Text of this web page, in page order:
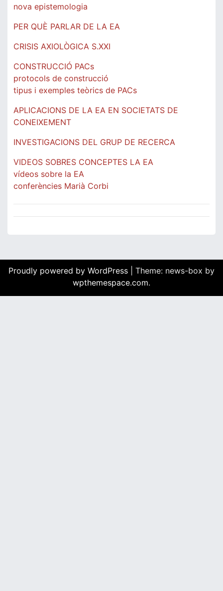
nova epistemologia
PER QUÈ PARLAR DE LA EA
CRISIS AXIOLÒGICA S.XXI
CONSTRUCCIÓ PACs
protocols de construcció
tipus i exemples teòrics de PACs
APLICACIONS DE LA EA EN SOCIETATS DE
CONEIXEMENT
INVESTIGACIONS DEL GRUP DE RECERCA
VIDEOS SOBRES CONCEPTES LA EA
vídeos sobre la EA
conferències Marià Corbi
Proudly powered by WordPress
Theme: news-box by
wpthemespace.com.